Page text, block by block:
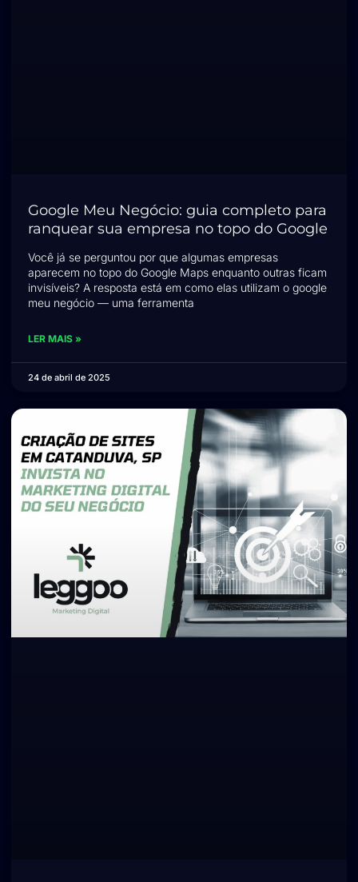
Google Meu Negócio: guia completo para
ranquear sua empresa no topo do Google
Você já se perguntou por que algumas empresas
aparecem no topo do Google Maps enquanto outras ficam
invisíveis? A resposta está em como elas utilizam o google
meu negócio — uma ferramenta
LER MAIS »
24 de abril de 2025